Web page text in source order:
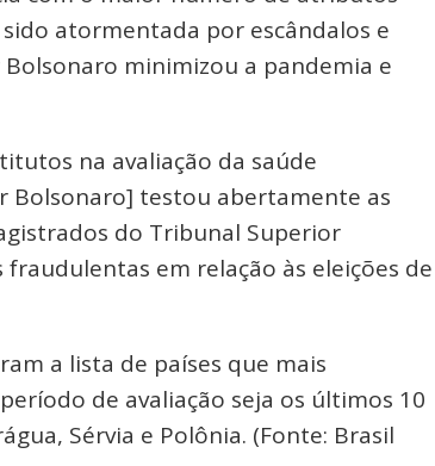
atormentada por escândalos e
minimizou a pandemia e
na avaliação da saúde
Bolsonaro] testou abertamente as
do Tribunal Superior
em relação às eleições de
a lista de países que mais
de avaliação seja os últimos 10
Sérvia e Polônia. (Fonte: Brasil